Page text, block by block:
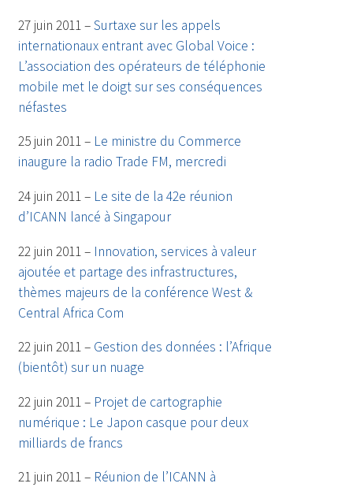
27 juin 2011 –Surtaxe sur les appels
internationaux entrant avec Global Voice :
L’association des opérateurs de téléphonie
mobile met le doigt sur ses conséquences
néfastes
25 juin 2011 – Le ministre du Commerce
inaugure la radio Trade FM, mercredi
24 juin 2011 – Le site de la 42e réunion
d’ICANN lancé à Singapour
22 juin 2011 – Innovation, services à valeur
ajoutée et partage des infrastructures,
thèmes majeurs de la conférence West &
Central Africa Com
22 juin 2011 – Gestion des données : l’Afrique
(bientôt) sur un nuage
22 juin 2011 – Projet de cartographie
numérique : Le Japon casque pour deux
milliards de francs
21 juin 2011 – Réunion de l’ICANN à